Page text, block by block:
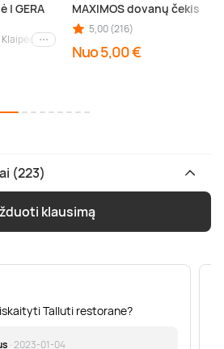
| GERA
(aps.), Palanga (aps.), Nida (aps.),
Kiti miestai
MAXIMOS dovanų čekis
5,00 (216)
Nuo 5,00 €
(223)
klausimą
Talluti restorane?
· 2023-01-04